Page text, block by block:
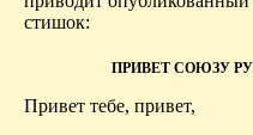
стишок:
ПРИВЕТ СОЮЗУ
Привет тебе, привет,